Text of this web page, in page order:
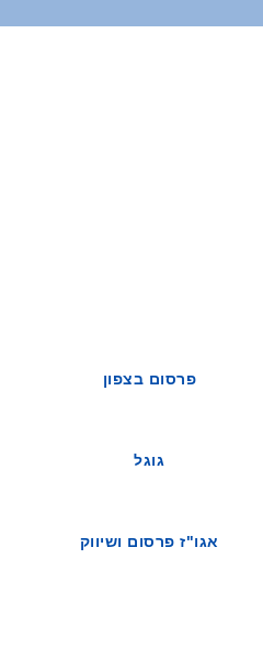
פרסום בצפון
גוגל
אגו"ז פרסום ושיווק